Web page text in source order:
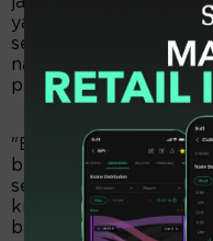
yang dipikirkan oleh
sentralnya saat ini.
naik sampai melebihi
pendek.
"Berdasarkan
berharap bahwa
sebesar 75 basis poin
kita berikutnya serta
basis poin dalam